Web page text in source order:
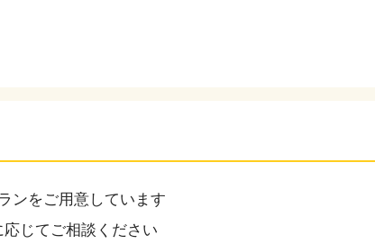
ンをご用意しています
じてご相談ください